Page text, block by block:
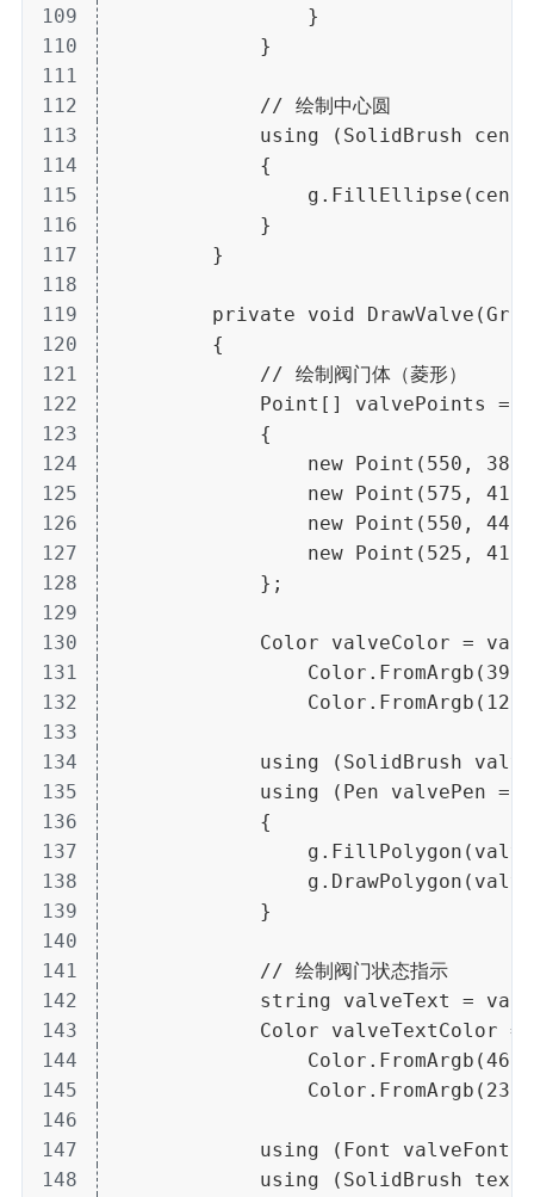
109
}
110
}
111
112
// 绘制中心圆
113
using (SolidBrush
114
{
115
116
}
117
}
118
119
private void
120
{
121
// 绘制阀门体（菱形）
122
Point[] valvePoints =
123
{
124
new Point(550,
125
new Point(575,
126
new Point(550,
127
new Point(525, 410)
128
};
129
130
Color valveColor =
131
Color.FromArgb(39,
132
Color.FromArgb(127,
133
134
using (SolidBrush
135
using (Pen valvePen = new
136
{
137
138
139
}
140
141
// 绘制阀门状态指示
142
string valveText =
143
Color valveTextColor =
144
Color.FromArgb(46,
145
Color.FromArgb(231,
146
147
using (Font valveFont = new
148
using (SolidBrush textBrush